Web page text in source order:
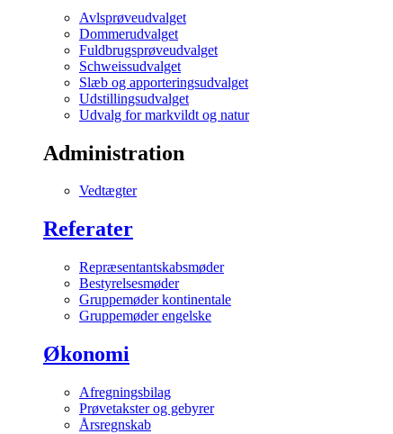
Avlsprøveudvalget
Dommerudvalget
Fuldbrugsprøveudvalget
Schweissudvalget
Slæb og apporteringsudvalget
Udstillingsudvalget
Udvalg for markvildt og natur
Administration
Vedtægter
Referater
Repræsentantskabsmøder
Bestyrelsesmøder
Gruppemøder kontinentale
Gruppemøder engelske
Økonomi
Afregningsbilag
Prøvetakster og gebyrer
Årsregnskab